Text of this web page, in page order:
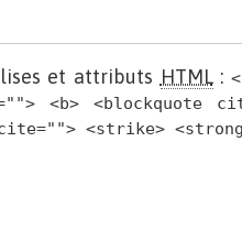
et attributs HTML:
<b> <blockquote
<strike>